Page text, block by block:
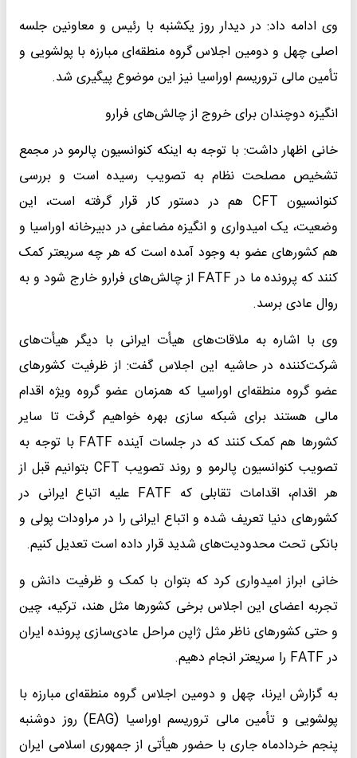
وی ادامه داد: در دیدار روز یکشنبه با رئیس و معاونین جلسه
اصلی چهل و دومین اجلاس گروه منطقه‌ای مبارزه با پولشویی و
تأمین مالی تروریسم اوراسیا نیز این موضوع پیگیری شد.
انگیزه دوچندان برای خروج از چالش‌های فرارو
خانی اظهار داشت: با توجه به اینکه کنوانسیون پالرمو در مجمع
تشخیص مصلحت نظام به تصویب رسیده است و بررسی
کنوانسیون CFT هم در دستور کار قرار گرفته است، این
وضعیت، یک امیدواری و انگیزه مضاعفی در دبیرخانه اوراسیا و
هم کشورهای عضو به وجود آمده است که هر چه سریعتر کمک
کنند که پرونده ما در FATF از چالش‌های فرارو خارج شود و به
روال عادی برسد.
وی با اشاره به ملاقات‌های هیأت ایرانی با دیگر هیأت‌های
شرکت‌کننده در حاشیه این اجلاس گفت: از ظرفیت کشورهای
عضو گروه منطقه‌ای اوراسیا که همزمان عضو گروه ویژه اقدام
مالی هستند برای شبکه‌ سازی بهره خواهیم گرفت تا سایر
کشورها هم کمک کنند که در جلسات آینده FATF با توجه به
تصویب کنوانسیون پالرمو و روند تصویب CFT بتوانیم قبل از
هر اقدام، اقدامات تقابلی که FATF علیه اتباع ایرانی در
کشورهای دنیا تعریف شده و اتباع ایرانی را در مراودات پولی و
بانکی تحت محدودیت‌های شدید قرار داده است تعدیل کنیم.
خانی ابراز امیدواری کرد که بتوان با کمک و ظرفیت دانش و
تجربه اعضای این اجلاس برخی کشورها مثل هند، ترکیه، چین
و حتی کشورهای ناظر مثل ژاپن مراحل عادی‌سازی پرونده‌ ایران
در FATF را سریعتر انجام دهیم.
به گزارش ایرنا، چهل و دومین اجلاس گروه منطقه‌ای مبارزه با
پولشویی و تأمین مالی تروریسم اوراسیا (EAG) روز دوشنبه
پنجم خردادماه جاری با حضور هیأتی از جمهوری اسلامی ایران